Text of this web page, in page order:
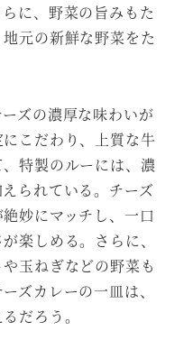
に、野菜の旨みもた
元の新鮮な野菜をた
ズの濃厚な味わいが
こだわり、上質な牛
特製のルーには、濃
られている。チーズ
妙にマッチし、一口
楽しめる。さらに、
玉ねぎなどの野菜も
ズカレーの一皿は、
だろう。